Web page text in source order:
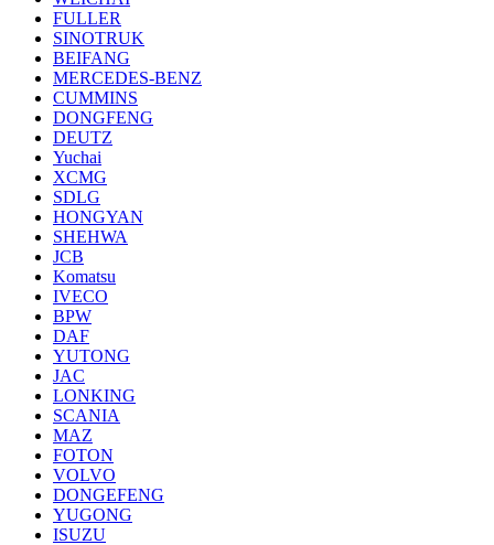
FULLER
SINOTRUK
BEIFANG
MERCEDES-BENZ
CUMMINS
DONGFENG
DEUTZ
Yuchai
XCMG
SDLG
HONGYAN
SHEHWA
JCB
Komatsu
IVECO
BPW
DAF
YUTONG
JAC
LONKING
SCANIA
MAZ
FOTON
VOLVO
DONGEFENG
YUGONG
ISUZU